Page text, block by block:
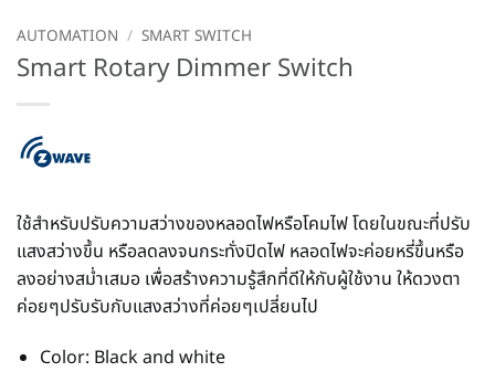
AUTOMATION / SMART SWITCH
Smart Rotary Dimmer Switch
ใช้สำหรับปรับความสว่างของหลอดไฟหรือโคมไฟ โดยในขณะที่ปรับ
แสงสว่างขึ้น หรือลดลงจนกระทั่งปิดไฟ หลอดไฟจะค่อยหรี่ขึ้นหรือ
ลงอย่างสม่ำเสมอ เพื่อสร้างความรู้สึกที่ดีให้กับผู้ใช้งาน ให้ดวงตา
ค่อยๆปรับรับกับแสงสว่างที่ค่อยๆเปลี่ยนไป
Color: Black and white